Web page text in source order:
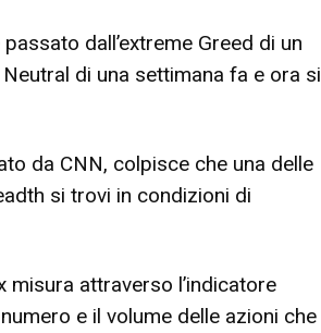
dall’extreme Greed di un
di una settimana fa e ora si
da CNN, colpisce che una delle
si trovi in condizioni di
misura attraverso l’indicatore
e il volume delle azioni che